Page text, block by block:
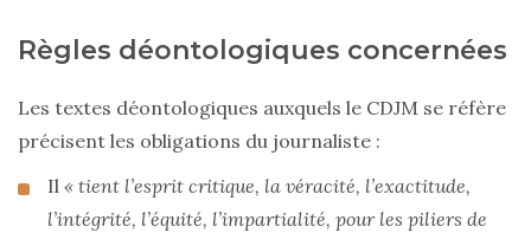
Règles déontologiques concernées
Les textes déontologiques auxquels le CDJM se réfère
précisent les obligations du journaliste :
Il « tient l’esprit critique, la véracité, l’exactitude,
l’intégrité, l’équité, l’impartialité, pour les piliers de